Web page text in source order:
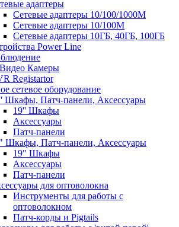
адаптеры
Сетевые адаптеры 10/100/1000М
Сетевые адаптеры 10/100M
Сетевые адаптеры 10ГБ, 40ГБ, 100ГБ
Power Line
Камеры
Registartor
сетевое оборудование
Шкафы, Патч-панели, Аксессуары
19'' Шкафы
Аксессуары
Патч-панели
Шкафы, Патч-панели, Аксессуары
19" Шкафы
Аксессуары
Патч-панели
для оптоволокна
Инструменты для работы с
оптоволокном
Патч-корды и Pigtails